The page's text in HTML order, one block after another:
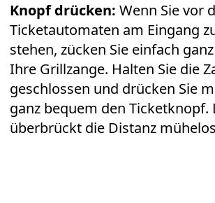
Knopf drücken: Wenn Sie vor
Ticketautomaten am Eingang
stehen, zücken Sie einfach
Ihre Grillzange. Halten Sie die
geschlossen und drücken Sie
ganz bequem den Ticketknopf.
überbrückt die Distanz